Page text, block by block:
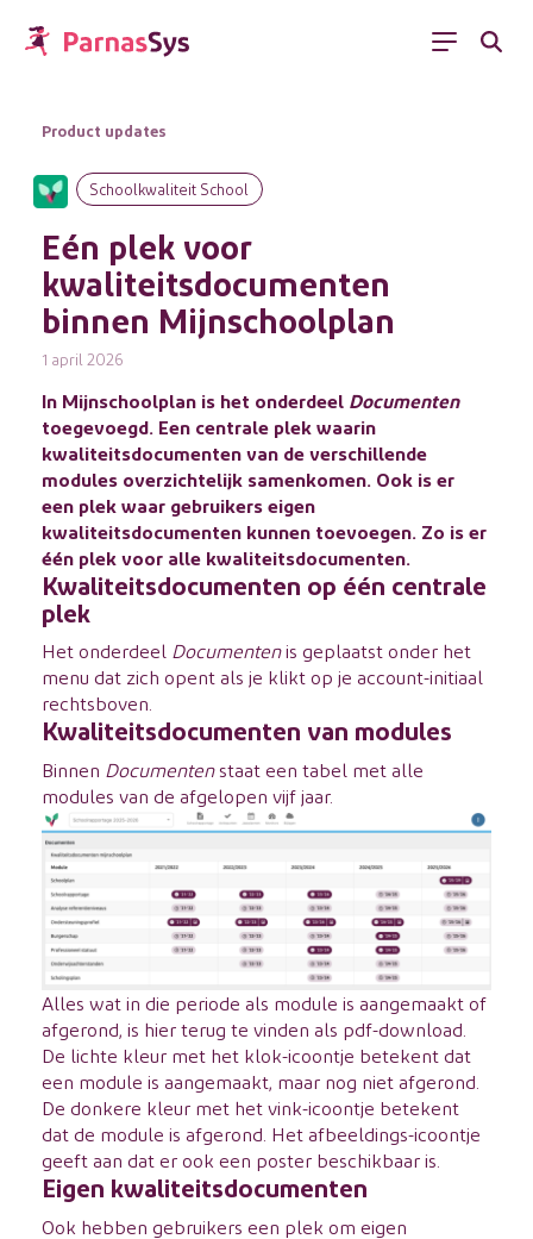
Product updates
Schoolkwaliteit School
Eén plek voor
kwaliteitsdocumenten
binnen Mijnschoolplan
1 april 2026
In Mijnschoolplan is het onderdeel Documenten
toegevoegd. Een centrale plek waarin
kwaliteitsdocumenten van de verschillende
modules overzichtelijk samenkomen. Ook is er
een plek waar gebruikers eigen
kwaliteitsdocumenten kunnen toevoegen. Zo is er
één plek voor alle kwaliteitsdocumenten.
Kwaliteitsdocumenten op één centrale
plek
Het onderdeel Documentenis geplaatst onder het
menu dat zich opent als je klikt op je account-initiaal
rechtsboven.
Kwaliteitsdocumenten van modules
Binnen Documentenstaat een tabel met alle
modules van de afgelopen vijf jaar.
Alles wat in die periode als module is aangemaakt of
afgerond, is hier terug te vinden als pdf-download.
De lichte kleur met het klok-icoontje betekent dat
een module is aangemaakt, maar nog niet afgerond.
De donkere kleur met het vink-icoontje betekent
dat de module is afgerond. Het afbeeldings-icoontje
geeft aan dat er ook een poster beschikbaar is.
Eigen kwaliteitsdocumenten
Ook hebben gebruikers een plek om eigen